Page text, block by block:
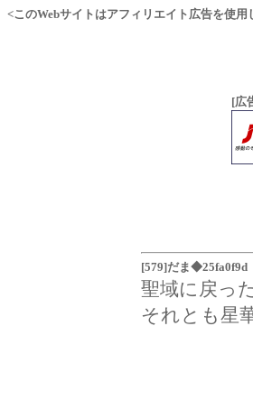
<このWebサイトはアフィリエイト広告を使用
[広
[579]だま◆25fa0f9d
聖域に戻っ
それとも星